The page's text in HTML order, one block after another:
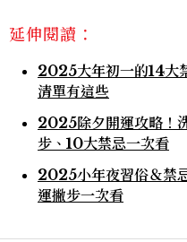
延伸閱讀：
2025大年初一的14大
清單有這些
2025除夕開運攻略！
步、10大禁忌一次看
2025小年夜習俗＆禁
運撇步一次看